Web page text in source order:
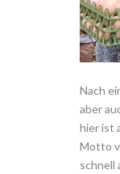
Nach
aber
hier ist
Motto
schnell